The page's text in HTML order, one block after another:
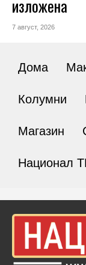
изложена
7 август, 2026
Дома
Колумни
Магазин
Национал